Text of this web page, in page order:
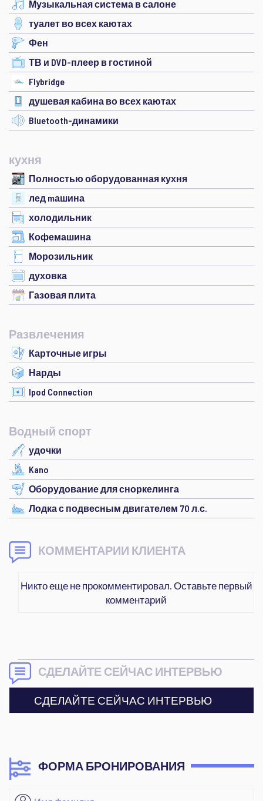
Музыкальная система в салоне
туалет во всех каютах
Фен
ТВ и DVD-плеер в гостиной
Flybridge
душевая кабина во всех каютах
Bluetooth-динамики
кухня
Полностью оборудованная кухня
лед mашина
холодильник
Кофемашина
Морозильник
духовка
Газовая плита
Развлечения
Карточные игры
Нарды
Ipod Connection
Водный спорт
удочки
Kano
Оборудование для сноркелинга
Лодка с подвесным двигателем 70 л.с.
КОММЕНТАРИИ КЛИЕНТА
Никто еще не прокомментировал. Оставьте первый
комментарий
СДЕЛАЙТЕ СЕЙЧАС ИНТЕРВЬЮ
СДЕЛАЙТЕ СЕЙЧАС ИНТЕРВЬЮ
ФОРМА БРОНИРОВАНИЯ